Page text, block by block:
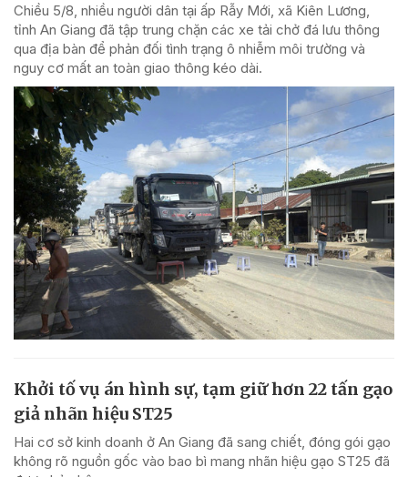
Chiều 5/8, nhiều người dân tại ấp Rẫy Mới, xã Kiên Lương,
tỉnh An Giang đã tập trung chặn các xe tải chở đá lưu thông
qua địa bàn để phản đối tình trạng ô nhiễm môi trường và
nguy cơ mất an toàn giao thông kéo dài.
Khởi tố vụ án hình sự, tạm giữ hơn 22 tấn gạo
giả nhãn hiệu ST25
Hai cơ sở kinh doanh ở An Giang đã sang chiết, đóng gói gạo
không rõ nguồn gốc vào bao bì mang nhãn hiệu gạo ST25 đã